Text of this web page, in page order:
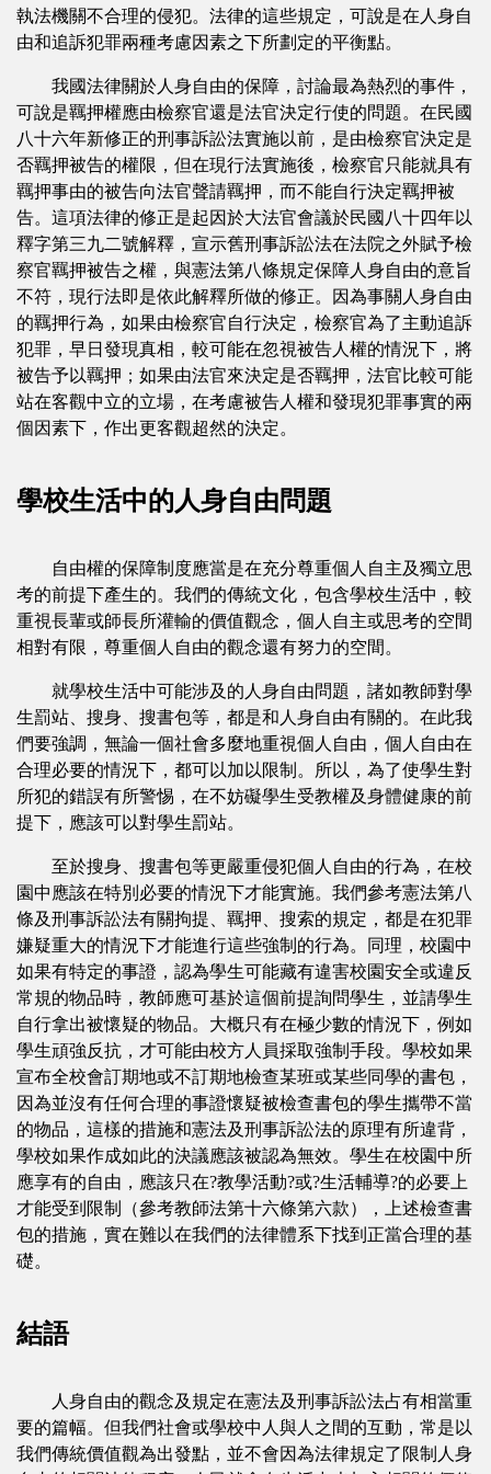
執法機關不合理的侵犯。法律的這些規定，可說是在人身自
由和追訴犯罪兩種考慮因素之下所劃定的平衡點。
我國法律關於人身自由的保障，討論最為熱烈的事件，
可說是羈押權應由檢察官還是法官決定行使的問題。在民國
八十六年新修正的刑事訴訟法實施以前，是由檢察官決定是
否羈押被告的權限，但在現行法實施後，檢察官只能就具有
羈押事由的被告向法官聲請羈押，而不能自行決定羈押被
告。這項法律的修正是起因於大法官會議於民國八十四年以
釋字第三九二號解釋，宣示舊刑事訴訟法在法院之外賦予檢
察官羈押被告之權，與憲法第八條規定保障人身自由的意旨
不符，現行法即是依此解釋所做的修正。因為事關人身自由
的羈押行為，如果由檢察官自行決定，檢察官為了主動追訴
犯罪，早日發現真相，較可能在忽視被告人權的情況下，將
被告予以羈押；如果由法官來決定是否羈押，法官比較可能
站在客觀中立的立場，在考慮被告人權和發現犯罪事實的兩
個因素下，作出更客觀超然的決定。
學校生活中的人身自由問題
自由權的保障制度應當是在充分尊重個人自主及獨立思
考的前提下產生的。我們的傳統文化，包含學校生活中，較
重視長輩或師長所灌輸的價值觀念，個人自主或思考的空間
相對有限，尊重個人自由的觀念還有努力的空間。
就學校生活中可能涉及的人身自由問題，諸如教師對學
生罰站、搜身、搜書包等，都是和人身自由有關的。在此我
們要強調，無論一個社會多麼地重視個人自由，個人自由在
合理必要的情況下，都可以加以限制。所以，為了使學生對
所犯的錯誤有所警惕，在不妨礙學生受教權及身體健康的前
提下，應該可以對學生罰站。
至於搜身、搜書包等更嚴重侵犯個人自由的行為，在校
園中應該在特別必要的情況下才能實施。我們參考憲法第八
條及刑事訴訟法有關拘提、羈押、搜索的規定，都是在犯罪
嫌疑重大的情況下才能進行這些強制的行為。同理，校園中
如果有特定的事證，認為學生可能藏有違害校園安全或違反
常規的物品時，教師應可基於這個前提詢問學生，並請學生
自行拿出被懷疑的物品。大概只有在極少數的情況下，例如
學生頑強反抗，才可能由校方人員採取強制手段。學校如果
宣布全校會訂期地或不訂期地檢查某班或某些同學的書包，
因為並沒有任何合理的事證懷疑被檢查書包的學生攜帶不當
的物品，這樣的措施和憲法及刑事訴訟法的原理有所違背，
學校如果作成如此的決議應該被認為無效。學生在校園中所
應享有的自由，應該只在?教學活動?或?生活輔導?的必要上
才能受到限制（參考教師法第十六條第六款），上述檢查書
包的措施，實在難以在我們的法律體系下找到正當合理的基
礎。
結語
人身自由的觀念及規定在憲法及刑事訴訟法占有相當重
要的篇幅。但我們社會或學校中人與人之間的互動，常是以
我們傳統價值觀為出發點，並不會因為法律規定了限制人身